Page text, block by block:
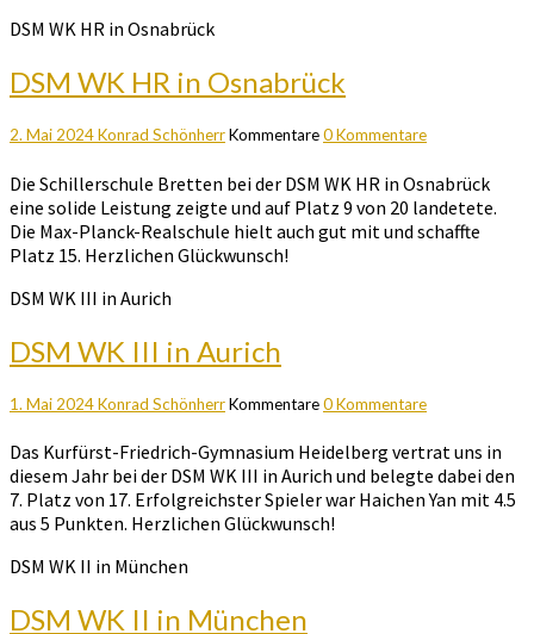
DSM WK HR in Osnabrück
DSM WK HR in Osnabrück
2. Mai 2024Konrad SchönherrKommentare0 Kommentare
Die Schillerschule Bretten bei der DSM WK HR in Osnabrück
eine solide Leistung zeigte und auf Platz 9 von 20 landetete.
Die Max-Planck-Realschule hielt auch gut mit und schaffte
Platz 15. Herzlichen Glückwunsch!
DSM WK III in Aurich
DSM WK III in Aurich
1. Mai 2024Konrad SchönherrKommentare0 Kommentare
Das Kurfürst-Friedrich-Gymnasium Heidelberg vertrat uns in
diesem Jahr bei der DSM WK III in Aurich und belegte dabei den
7. Platz von 17. Erfolgreichster Spieler war Haichen Yan mit 4.5
aus 5 Punkten. Herzlichen Glückwunsch!
DSM WK II in München
DSM WK II in München